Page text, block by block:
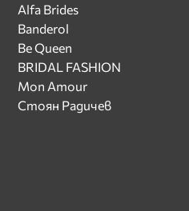
Alfa Brides
Banderol
Be Queen
BRIDAL FASHION
Mon Amour
Стоян Радичев